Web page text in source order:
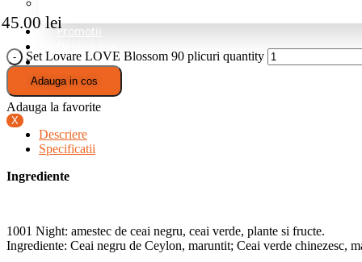
Promotii
Blog
Intrebari Frecvente
Contact
X
45.00 lei
Set Lovare LOVE Blossom 90 plicuri quantity
Adauga in cos
Adauga la favorite
Descriere
Specificatii
Ingrediente
1001 Night: amestec de ceai negru, ceai verde, plante si fructe.
Ingrediente: Ceai negru de Ceylon, maruntit; Ceai verde chinezesc,